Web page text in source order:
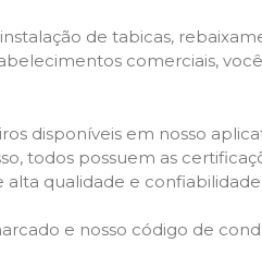
de tabicas,
comerciais, você
disponíveis em nosso
todos possuem as
alta qualidade e confiabilidade.
e nosso código de